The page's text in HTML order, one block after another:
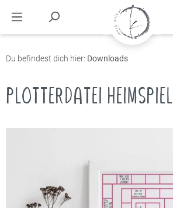
Du befindest dich hier: Downloads
PLOTTERDATEI HEIMSPIEL